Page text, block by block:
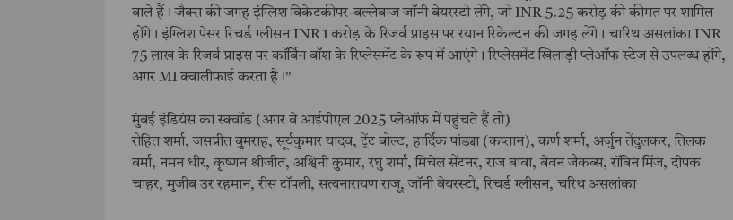
वाले हैं। जैक्स की जगह इंग्लिश विकेटकीपर-बल्लेबाज जॉनी बेयरस्टो लेंगे, जो INR 5.25 करोड़ की कीमत पर शामिल
होंगे। इंग्लिश पेसर रिचर्ड ग्लीसन INR 1 करोड़ के रिजर्व प्राइस पर रयान रिकेल्टन की जगह लेंगे। चारिथ असलांका INR
75 लाख के रिजर्व प्राइस पर कॉर्बिन बॉश के रिप्लेसमेंट के रूप में आएंगे। रिप्लेसमेंट खिलाड़ी प्लेऑफ स्टेज से उपलब्ध होंगे,
अगर MI क्वालीफाई करता है।"
मुंबई इंडियंस का स्क्वॉड (अगर वे आईपीएल 2025 प्लेऑफ में पहुंचते हैं तो)
रोहित शर्मा, जसप्रीत बुमराह, सूर्यकुमार यादव, ट्रेंट बोल्ट, हार्दिक पांड्या (कप्तान), कर्ण शर्मा, अर्जुन तेंदुलकर, तिलक
वर्मा, नमन धीर, कृष्णन श्रीजीत, अश्विनी कुमार, रघु शर्मा, मिचेल सेंटनर, राज बावा, बेवन जैकब्स, रॉबिन मिंज, दीपक
चाहर, मुजीब उर रहमान, रीस टॉपली, सत्यनारायण राजू, जॉनी बेयरस्टो, रिचर्ड ग्लीसन, चरिथ असलांका